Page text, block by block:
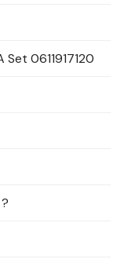
Set 0611917120